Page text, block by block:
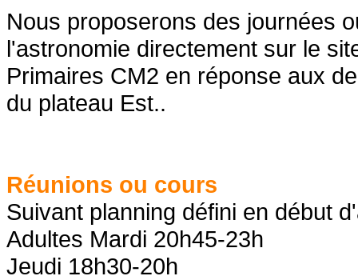
Nous proposerons des journées
l'astronomie directement sur le
Primaires CM2 en réponse aux
du plateau Est..
Réunions ou cours
Suivant planning défini en début
Adultes Mardi 20h45-23h
Jeudi 18h30-20h